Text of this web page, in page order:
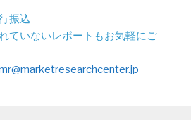
振込
ていないレポートもお気軽にご